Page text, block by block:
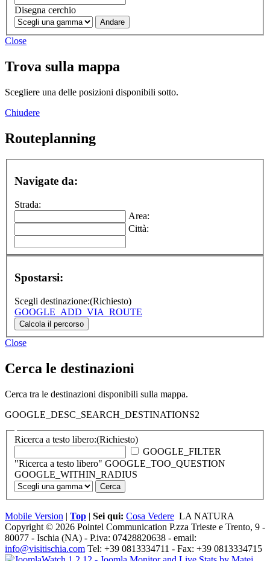
Disegna cerchio
Close
Trova sulla mappa
Scegliere una delle posizioni disponibili sotto.
Chiudere
Routeplanning
Navigate da:
Strada:
Area:
Città:
Spostarsi:
Scegli destinazione:(Richiesto)
GOOGLE_ADD_VIA_ROUTE
Close
Cerca le destinazioni
Cerca tra le destinazioni disponibili sulla mappa.
GOOGLE_DESC_SEARCH_DESTINATIONS2
Ricerca a testo libero:(Richiesto)
GOOGLE_FILTER
"Ricerca a testo libero" GOOGLE_TOO_QUESTION
GOOGLE_WITHIN_RADIUS
Mobile Version | Top | Sei qui: Cosa Vedere LA NATURA
Copyright © 2026 Pointel Communication P.zza Trieste e Trento, 9 -
80077 - Ischia (NA) - P.iva: 07428820638 - email:
info@visitischia.com Tel: +39 0813334711 - Fax: +39 0813334715